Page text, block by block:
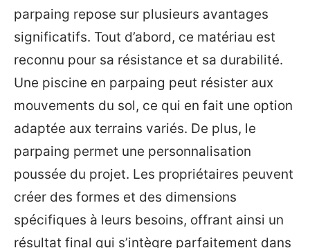
parpaing repose sur plusieurs avantages
significatifs. Tout d’abord, ce matériau est
reconnu pour sa résistance et sa durabilité.
Une piscine en parpaing peut résister aux
mouvements du sol, ce qui en fait une option
adaptée aux terrains variés. De plus, le
parpaing permet une personnalisation
poussée du projet. Les propriétaires peuvent
créer des formes et des dimensions
spécifiques à leurs besoins, offrant ainsi un
résultat final qui s’intègre parfaitement dans